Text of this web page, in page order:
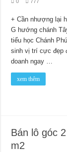
+ Cần nhượng lại
G hướng chánh
tiểu học Chánh
sinh vị trí cực đẹp
doanh ngay …
xem thêm
Bán lô góc
m2